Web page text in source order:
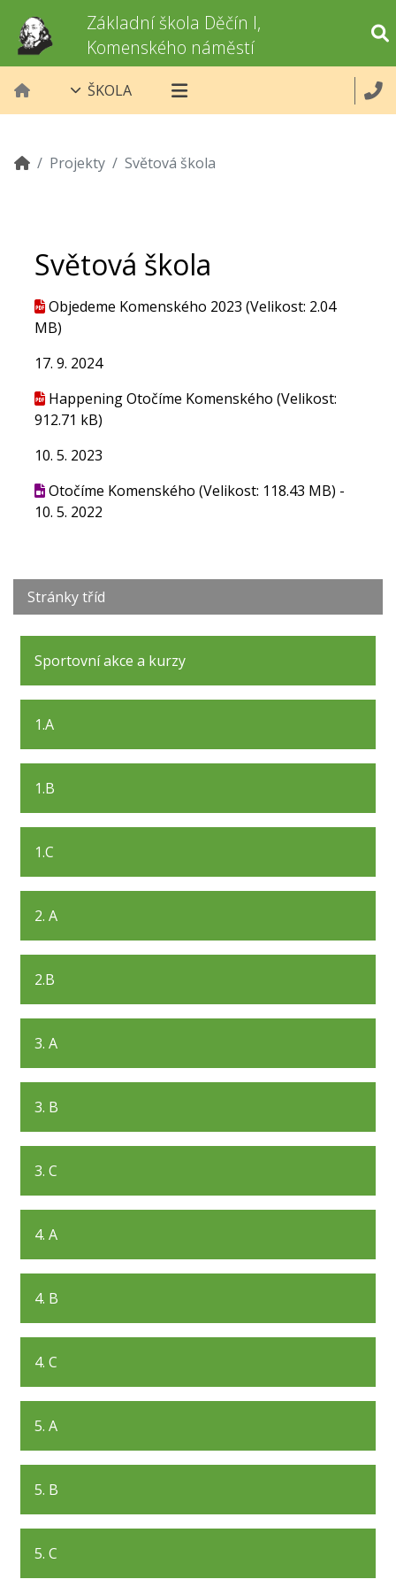
Základní škola Děčín I,
Komenského náměstí
ŠKOLA
Projekty Světová škola
Světová škola
Objedeme Komenského 2023 (Velikost: 2.04
MB)
17. 9. 2024
Happening Otočíme Komenského (Velikost:
912.71 kB)
10. 5. 2023
Otočíme Komenského (Velikost: 118.43 MB) -
10. 5. 2022
Stránky tříd
Sportovní akce a kurzy
1.A
1.B
1.C
2. A
2.B
3. A
3. B
3. C
4. A
4. B
4. C
5. A
5. B
5. C